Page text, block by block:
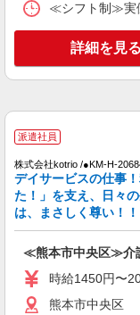
派遣社員
株式会社kotrio /●KM-H-
キープ
派遣社員
株式会社kotrio /●KM-
≪シフト制≫実
詳細を見る
派遣社員
株式会社kotrio /●KM-H-
デイサービスの仕事
た！」を支え、日々
は、まさしく尊い！！
≪熊本市中央区≫介
時給1450円〜
熊本市中央区